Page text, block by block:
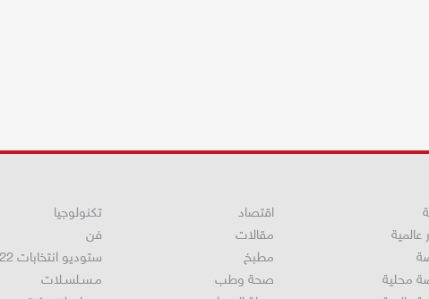
عالمية
محلية
اقتصاد
مقالات
مطبخ
صحة وطب
تكنولوجيا
فن
ستوديو انتخابات 2022
مـسـلسـلات